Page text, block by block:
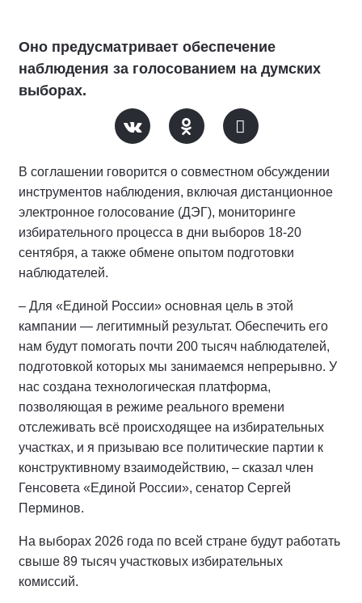
Оно предусматривает обеспечение
наблюдения за голосованием на думских
выборах.
В соглашении говорится о совместном обсуждении
инструментов наблюдения, включая дистанционное
электронное голосование (ДЭГ), мониторинге
избирательного процесса в дни выборов 18-20
сентября, а также обмене опытом подготовки
наблюдателей.
– Для «Единой России» основная цель в этой
кампании — легитимный результат. Обеспечить его
нам будут помогать почти 200 тысяч наблюдателей,
подготовкой которых мы занимаемся непрерывно. У
нас создана технологическая платформа,
позволяющая в режиме реального времени
отслеживать всё происходящее на избирательных
участках, и я призываю все политические партии к
конструктивному взаимодействию, – сказал член
Генсовета «Единой России», сенатор Сергей
Перминов.
На выборах 2026 года по всей стране будут работать
свыше 89 тысяч участковых избирательных
комиссий.